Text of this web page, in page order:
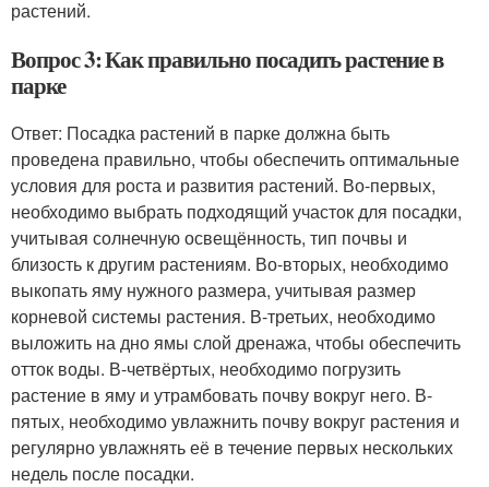
растений.
Вопрос 3: Как правильно посадить растение в
парке
Ответ: Посадка растений в парке должна быть
проведена правильно, чтобы обеспечить оптимальные
условия для роста и развития растений. Во-первых,
необходимо выбрать подходящий участок для посадки,
учитывая солнечную освещённость, тип почвы и
близость к другим растениям. Во-вторых, необходимо
выкопать яму нужного размера, учитывая размер
корневой системы растения. В-третьих, необходимо
выложить на дно ямы слой дренажа, чтобы обеспечить
отток воды. В-четвёртых, необходимо погрузить
растение в яму и утрамбовать почву вокруг него. В-
пятых, необходимо увлажнить почву вокруг растения и
регулярно увлажнять её в течение первых нескольких
недель после посадки.